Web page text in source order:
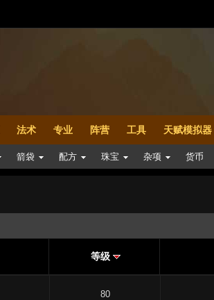
法术 专业 阵营 工具 天赋模拟器
箭袋 配方 珠宝 杂项 货币
等级
80